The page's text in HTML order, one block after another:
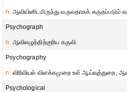
n. ஆவியினிடமிருந்து வருவதாகக் கருதப்படும்
Psychograph
n. ஆவிஎழுத்திற்குரிய கருவி.
Psychography
n. விரிவியல் விளக்கமுறை உள் ஆய்வுத்துறை,
Psychological